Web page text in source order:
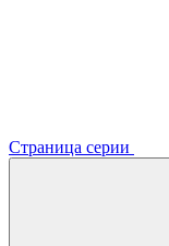
Страница серии